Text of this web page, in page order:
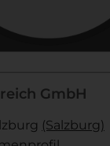
GmbH
(Salzburg)